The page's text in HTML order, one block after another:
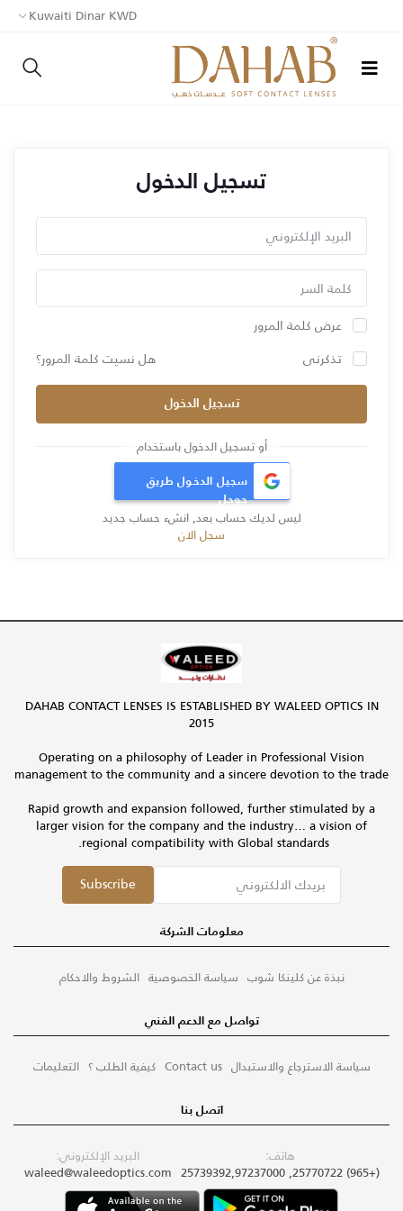
Kuwaiti Dinar KWD
تسجيل الدخول
عرض كلمة المرور
تذكرنى
هل نسيت كلمة المرور؟
تسجيل الدخول
أو تسجيل الدخول باستخدام
سجيل الدخول طريق
جوجل
ليس لديك حساب بعد, انشء حساب جديد
سجل الان
DAHAB CONTACT LENSES IS ESTABLISHED BY WALEED OPTICS IN
2015
Operating on a philosophy of Leader in Professional Vision
management to the community and a sincere devotion to the trade
Rapid growth and expansion followed, further stimulated by a
larger vision for the company and the industry… a vision of
regional compatibility with Global standards.
Subscribe
معلومات الشركة
نبذة عن كلينكا شوب سياسة الخصوصية الشروط والاحكام
تواصل مع الدعم الفني
سياسة الاسترجاع والاستبدال Contact us كيفية الطلب ؟ التعليمات
اتصل بنا
هاتف:
(+965) 25770722, 25739392,97237000
البريد الإلكتروني:
waleed@waleedoptics.com